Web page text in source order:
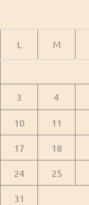
L M
3 4
10 11
17 18
24 25
31